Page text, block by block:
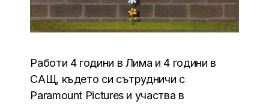
Работи 4 години в Лима и 4 години в
САЩ, където си сътрудничи с
Paramount Pictures и участва в